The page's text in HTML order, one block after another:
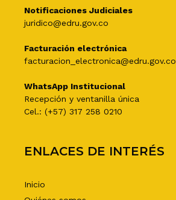
Notificaciones Judiciales
juridico@edru.gov.co
Facturación electrónica
facturacion_electronica@edru.gov.co
WhatsApp Institucional
Recepción y ventanilla única
Cel.: (+57) 317 258 0210
ENLACES DE INTERÉS
Inicio